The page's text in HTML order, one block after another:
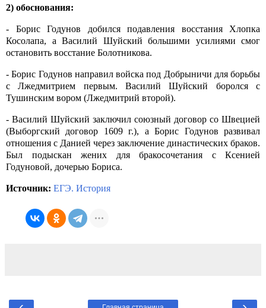
2) обоснования:
- Борис Годунов добился подавления восстания Хлопка
Косолапа, а Василий Шуйский большими усилиями смог
остановить восстание Болотникова.
- Борис Годунов направил войска под Добрыничи для борьбы
с Лжедмитрием первым. Василий Шуйский боролся с
Тушинским вором (Лжедмитрий второй).
- Василий Шуйский заключил союзный договор со Швецией
(Выборгский договор 1609 г.), а Борис Годунов развивал
отношения с Данией через заключение династических браков.
Был подыскан жених для бракосочетания с Ксенией
Годуновой, дочерью Бориса.
Источник: ЕГЭ. История